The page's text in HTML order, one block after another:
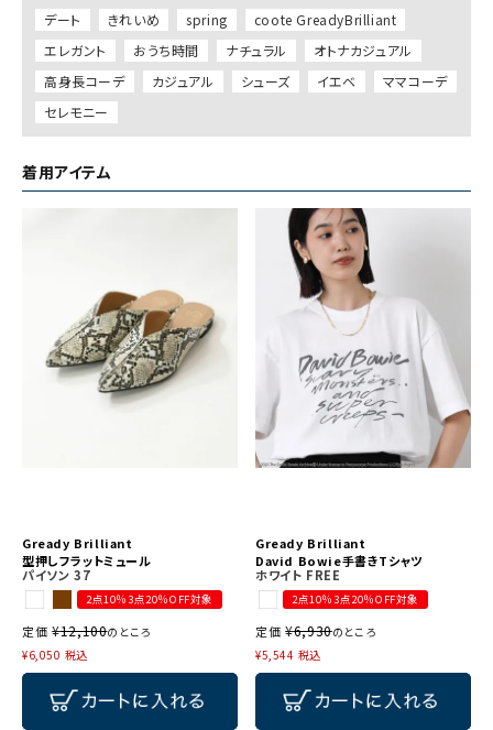
デート
きれいめ spring
coote GreadyBrilliant
エレガント
おうち時間 ナチュラル
オトナカジュアル
高身長コーデ
カジュアル シューズ イエベ
ママコーデ
セレモニー
着用アイテム
Gready Brilliant
型押しフラットミュール
パイソン 37
2点10％3点20％OFF対象
定価 ¥12,100のところ
¥6,050 税込
Gready Brilliant
David Bowie手書きTシャツ
ホワイト FREE
2点10％3点20％OFF対象
定価 ¥6,930のところ
¥5,544 税込